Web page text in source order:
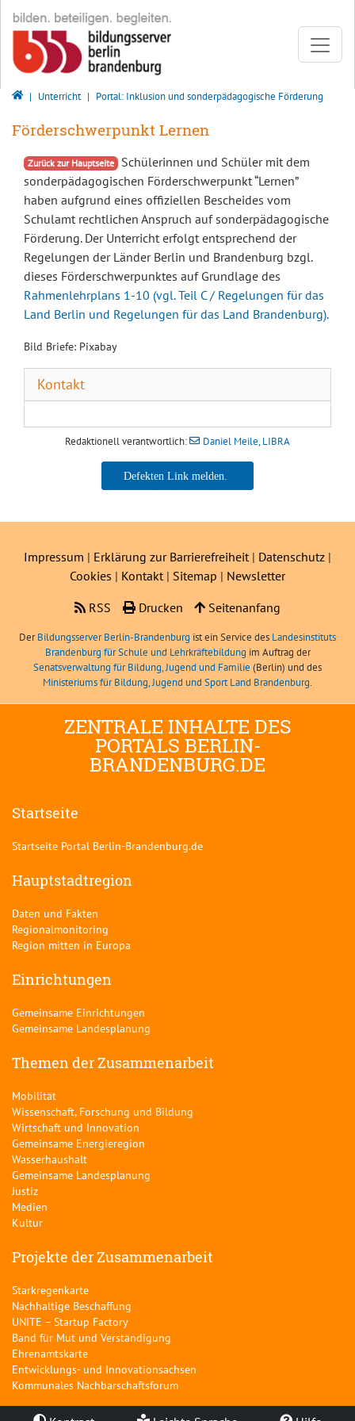
Direkt zur Hauptnavigation springen
Direkt zum Inhalt springen
Bildungsserver Berlin - Brandenburg
Unterricht Portal: Inklusion und sonderpädagogische Förderung
Förderschwerpunkt Lernen
Zurück zur Hauptseite Schülerinnen und Schüler mit dem
sonderpädagogischen Förderschwerpunkt “Lernen”
haben aufgrund eines offiziellen Bescheides vom
Schulamt rechtlichen Anspruch auf sonderpädagogische
Förderung. Der Unterricht erfolgt entsprechend der
Regelungen der Länder Berlin und Brandenburg bzgl.
dieses Förderschwerpunktes auf Grundlage des
Rahmenlehrplans 1-10 (vgl. Teil C / Regelungen für das
Land Berlin und Regelungen für das Land Brandenburg).
Bild Briefe: Pixabay
Kontakt
Redaktionell verantwortlich: Daniel Meile, LIBRA
Daniel Meile, LIBRA
Impressum | Erklärung zur Barrierefreiheit | Datenschutz |
Cookies | Kontakt | Sitemap | Newsletter
RSS
Drucken Seitenanfang
DerBildungsserver Berlin-Brandenburg ist ein Service des Landesinstituts
Brandenburg für Schule und Lehrkräftebildung im Auftrag der
Senatsverwaltung für Bildung, Jugend und Familie (Berlin) und des
Ministeriums für Bildung, Jugend und Sport Land Brandenburg.
ZENTRALE INHALTE DES
PORTALS BERLIN-
BRANDENBURG.DE
Startseite
Startseite Portal Berlin-Brandenburg.de
Hauptstadtregion
Daten und Fakten
Regionalmonitoring
Region mitten in Europa
Einrichtungen
Gemeinsame Einrichtungen
Gemeinsame Landesplanung
Themen der Zusammenarbeit
Mobilität
Wissenschaft, Forschung und Bildung
Wirtschaft und Innovation
Gemeinsame Energieregion
Wasserhaushalt
Gemeinsame Landesplanung
Justiz
Medien
Kultur
Projekte der Zusammenarbeit
Starkregenkarte
Nachhaltige Beschaffung
UNITE – Startup Factory
Band für Mut und Verständigung
Ehrenamtskarte
Entwicklungs- und Innovationsachsen
Kommunales Nachbarschaftsforum
Bildungsserver Berlin -Brandenburg
Rahmenlehrpläne
Unterrichtsentwicklung
Fächer
Fachbriefe Berlin
Fachbriefe Brandenburg
Zentrale Prüfungen
Dezentrales Abitur im Land Brandenburg
Begabungsförderung im Land Brandenburg